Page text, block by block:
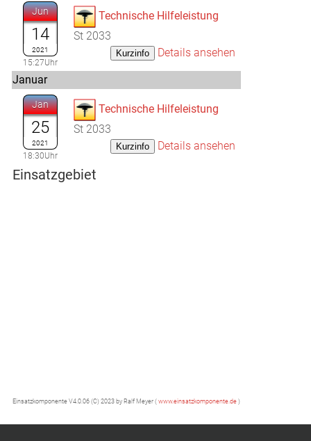
Jun
14
2021
15:27Uhr
Technische Hilfeleistung
St 2033
Details ansehen
Januar
Jan
25
2021
18:30Uhr
Technische Hilfeleistung
St 2033
Details ansehen
Einsatzkomponente V4.0.06 (C) 2023 by Ralf Meyer ( www.einsatzkomponente.de )
Einsatzgebiet